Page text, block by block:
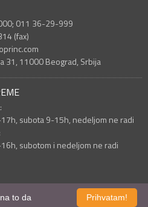
011 36-29-999
(fax)
31, 11000 Beograd, Srbija
subota 9-15h, nedeljom ne radi
subotom i nedeljom ne radi
Prihvatam!
to da